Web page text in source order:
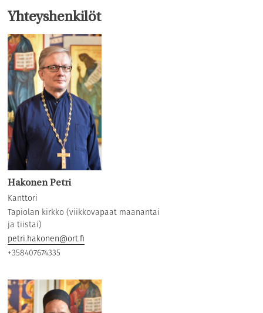
Yhteyshenkilöt
Hakonen Petri
Kanttori
Tapiolan kirkko (viikkovapaat maanantai
ja tiistai)
petri.hakonen@ort.fi
+358407674335